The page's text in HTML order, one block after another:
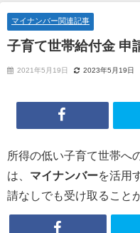
マイナンバー関連記事
子育て世帯給付金 申
2021年5月19日 2023年5月19日
所得の低い子育て世帯へ
は、 マイナンバーを活用
請なしでも受け取ること